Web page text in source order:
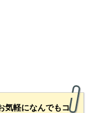
軽になんでもコ